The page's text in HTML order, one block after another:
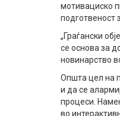
мотивациско
подготвеност
„Граѓански
се основа за
новинарство
Општа цел на
и да се
процеси.
во